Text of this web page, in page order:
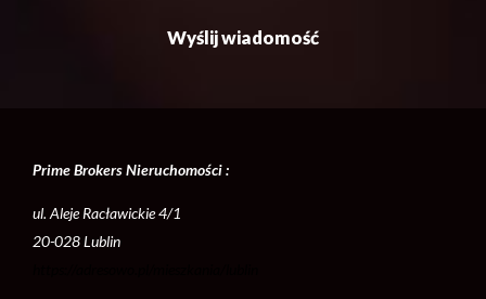
Prime Brokers Nieruchomości :
ul. Aleje Racławickie 4/1
20-028 Lublin